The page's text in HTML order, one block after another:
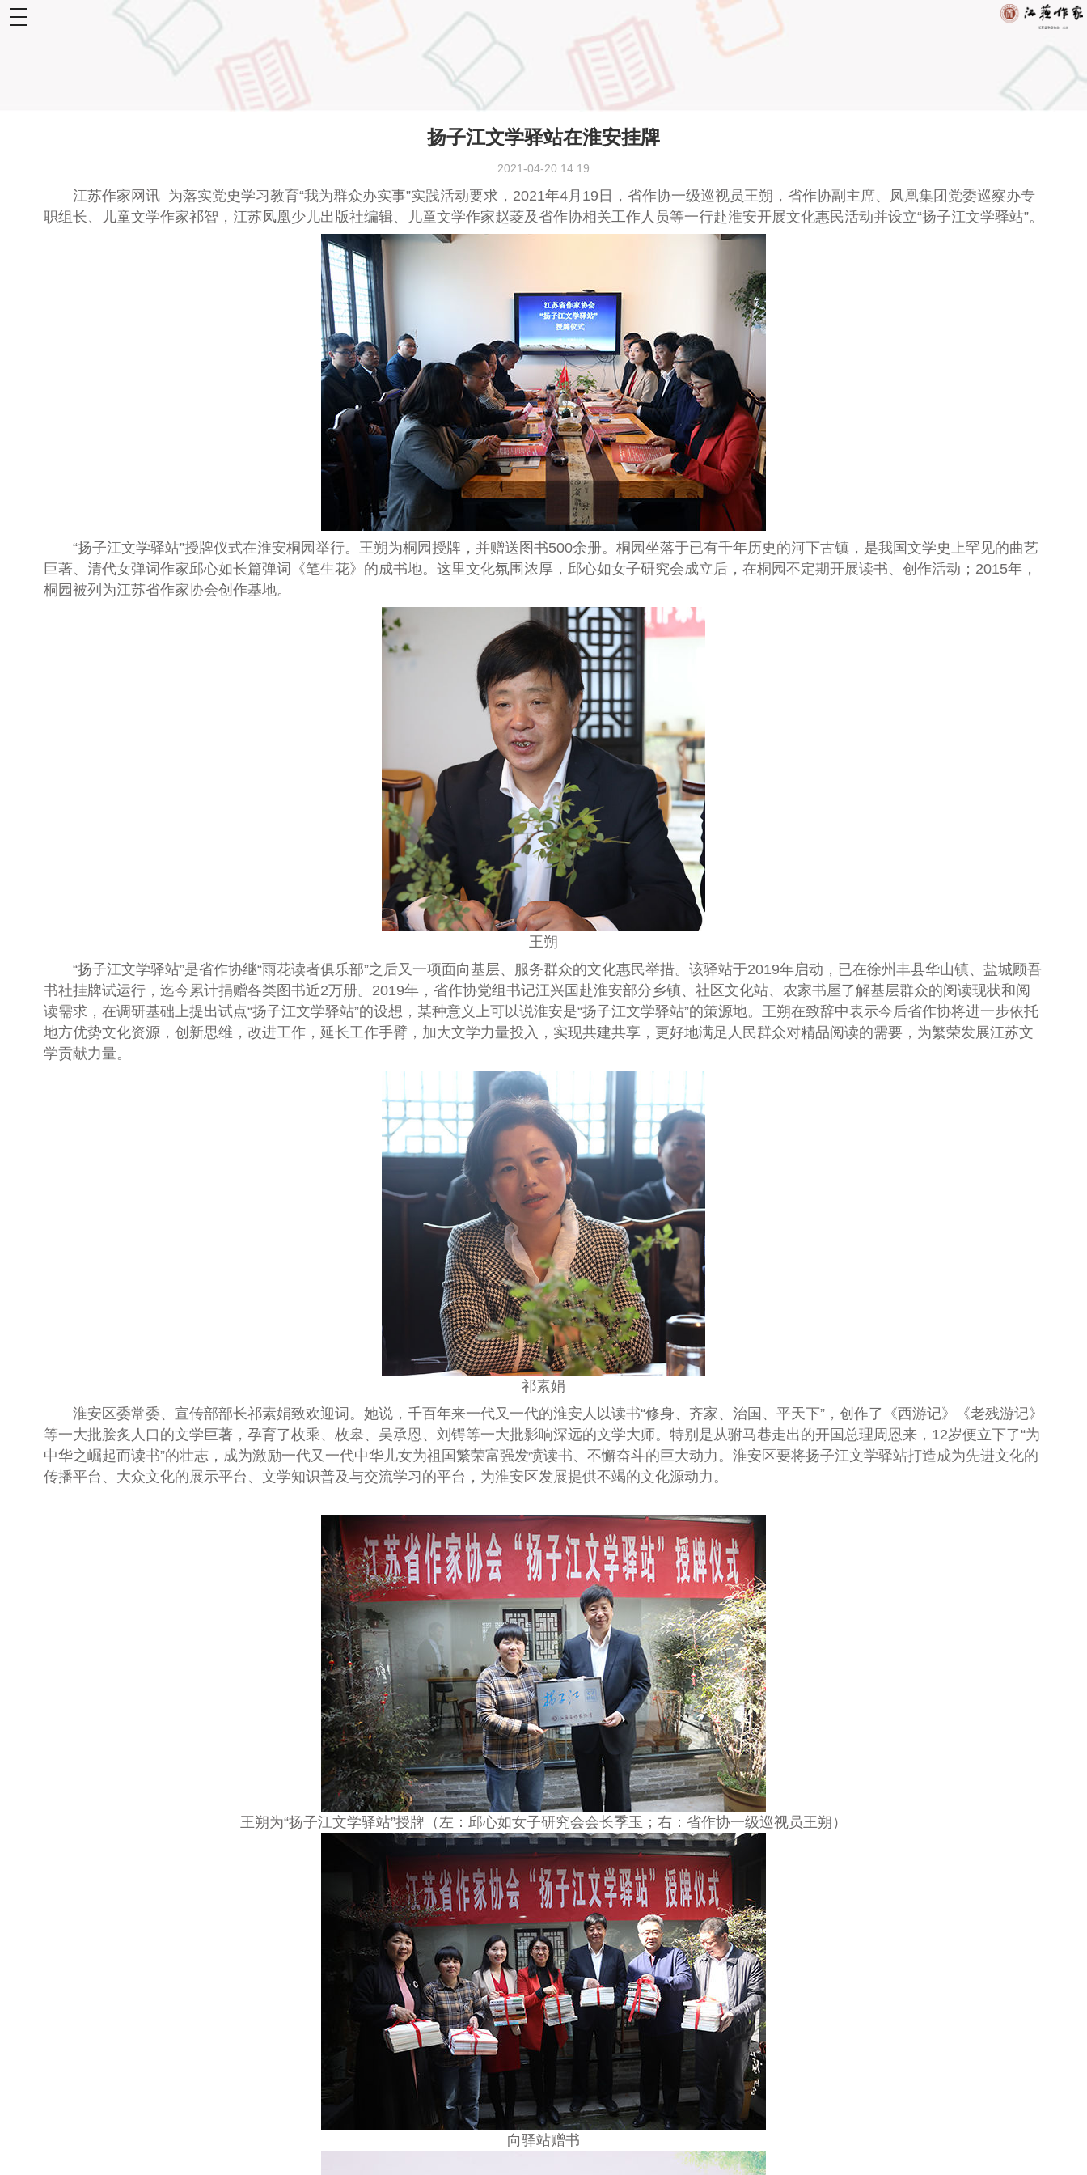
toggle
扬子江文学驿站在淮安挂牌
2021-04-20 14:19
江苏作家网讯 为落实党史学习教育“我为群众办实事”实践活动要求， 2021年4月 19 日，省作协一级巡视员王朔，省作协副主席、凤凰集团党委巡察办专
职组长、儿童文学作家祁智，江苏凤凰少儿出版社编辑、儿童文学作家赵菱及省作协相关工作人员等一行赴淮安开展文化惠民活动并设立“扬子江文学驿站”。
“扬子江文学驿站”授牌仪式在淮安桐园举行。王朔为桐园授牌，并赠送图书500余册。桐园坐落于已有千年历史的河下古镇，是我国文学史上罕见的曲艺
巨著、清代女弹词作家邱心如长篇弹词《笔生花》的成书地。这里文化氛围浓厚，邱心如女子研究会成立后，在桐园不定期开展读书、创作活动； 2015年，
桐园被列为江苏省作家协会创作基地。
王朔
“扬子江文学驿站”是省作协继“雨花读者俱乐部”之后又一项面向基层、服务群众的文化惠民举措。该驿站于2019年启动，已在徐州丰县华山镇、盐城顾吾
书社挂牌试运行，迄今累计捐赠各类图书近2万册。 2019年，省作协党组书记汪兴国赴淮安部分乡镇、社区文化站、农家书屋了解基层群众的阅读现状和阅
读需求，在调研基础上提出试点“扬子江文学驿站”的设想，某种意义上可以说淮安是“扬子江文学驿站”的策源地。王朔在致辞中表示今后省作协将进一步依托
地方优势文化资源，创新思维，改进工作，延长工作手臂，加大文学力量投入，实现共建共享，更好地满足人民群众对精品阅读的需要，为繁荣发展江苏文
学贡献力量。
祁素娟
淮安区委常委、宣传部部长祁素娟致欢迎词。她说，千百年来一代又一代的淮安人以读书“修身、齐家、治国、平天下”，创作了《西游记》《老残游记》
等一大批脍炙人口的文学巨著，孕育了枚乘、枚皋、吴承恩、刘锷等一大批影响深远的文学大师。特别是从驸马巷走出的开国总理周恩来， 12岁便立下了“为
中华之崛起而读书”的壮志，成为激励一代又一代中华儿女为祖国繁荣富强发愤读书、不懈奋斗的巨大动力。淮安区要将扬子江文学驿站打造成为先进文化的
传播平台、大众文化的展示平台、文学知识普及与交流学习的平台，为淮安区发展提供不竭的文化源动力。
王朔为“扬子江文学驿站”授牌（左：邱心如女子研究会会长季玉；右：省作协一级巡视员王朔）
向驿站赠书